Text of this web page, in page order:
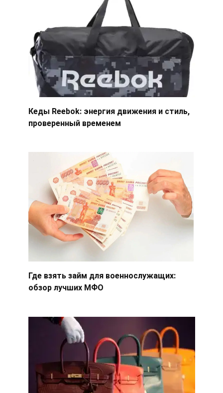
Кеды Reebok: энергия движения и стиль,
проверенный временем
Где взять займ для военнослужащих:
обзор лучших МФО